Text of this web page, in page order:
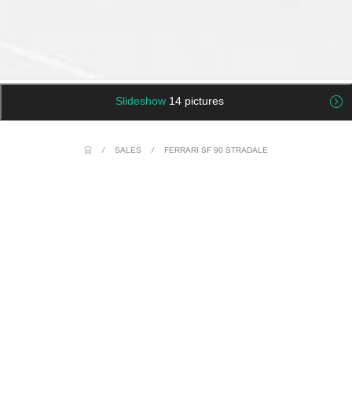
Slideshow 14 pictures
/ SALES / FERRARI SF 90 STRADALE